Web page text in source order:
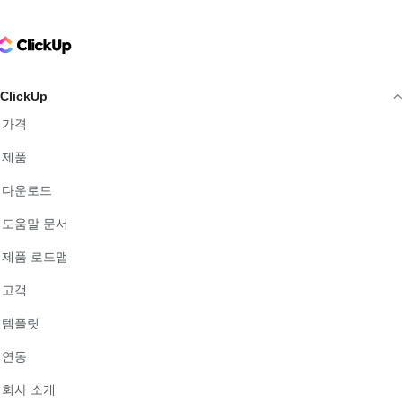
Logo
ClickUp
가격
제품
다운로드
도움말 문서
제품 로드맵
고객
템플릿
연동
회사 소개